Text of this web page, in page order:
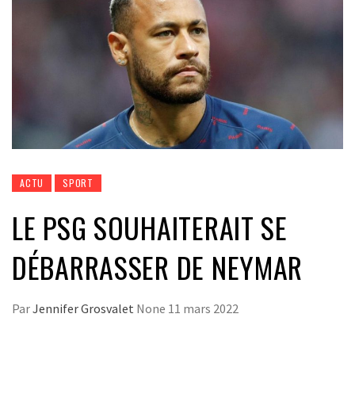
ACTU SPORT
LE PSG SOUHAITERAIT SE
DÉBARRASSER DE NEYMAR
ParJennifer Grosvalet None 11 mars 2022